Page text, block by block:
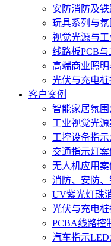
安防消防及
玩具系列与
视觉光源与
线路板PCB
高端商业照
光伏与充电
客户案例
智能家居氛围
工业视觉光源
工控设备指示
交通指示灯案
无人机应用案
消防、安防、
UV紫光灯珠
光伏与充电
PCBA线路控
汽车指示LED